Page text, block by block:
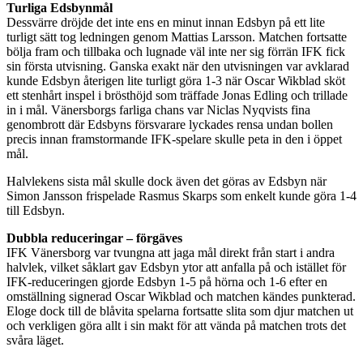
Turliga Edsbynmål
Dessvärre dröjde det inte ens en minut innan Edsbyn på ett lite
turligt sätt tog ledningen genom Mattias Larsson. Matchen fortsatte
bölja fram och tillbaka och lugnade väl inte ner sig förrän IFK fick
sin första utvisning. Ganska exakt när den utvisningen var avklarad
kunde Edsbyn återigen lite turligt göra 1-3 när Oscar Wikblad sköt
ett stenhårt inspel i brösthöjd som träffade Jonas Edling och trillade
in i mål. Vänersborgs farliga chans var Niclas Nyqvists fina
genombrott där Edsbyns försvarare lyckades rensa undan bollen
precis innan framstormande IFK-spelare skulle peta in den i öppet
mål.
Halvlekens sista mål skulle dock även det göras av Edsbyn när
Simon Jansson frispelade Rasmus Skarps som enkelt kunde göra 1-4
till Edsbyn.
Dubbla reduceringar – förgäves
IFK Vänersborg var tvungna att jaga mål direkt från start i andra
halvlek, vilket såklart gav Edsbyn ytor att anfalla på och istället för
IFK-reduceringen gjorde Edsbyn 1-5 på hörna och 1-6 efter en
omställning signerad Oscar Wikblad och matchen kändes punkterad.
Eloge dock till de blåvita spelarna fortsatte slita som djur matchen ut
och verkligen göra allt i sin makt för att vända på matchen trots det
svåra läget.